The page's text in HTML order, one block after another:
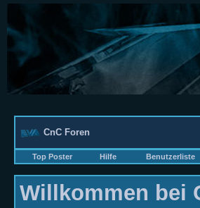
CnC Foren
Top Poster Hilfe Benutzerliste
Willkommen bei